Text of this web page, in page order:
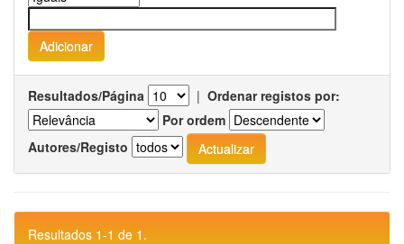
Resultados/Página | Ordenar registos por:
Por ordem
Autores/Registo
Resultados 1-1 de 1.